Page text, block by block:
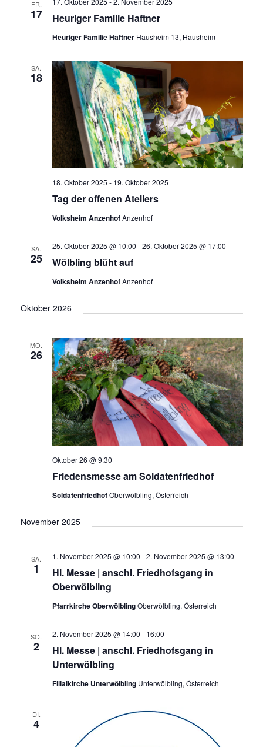
t
a
t
u
n
g
e
c
n
A
n
s
i
c
h
t
e
N
v
i
a
i
n
t
n
g
A
n
s
i
t
i
o
n
FR.
17 Heuriger Familie Haftner
Heuriger Familie Haftner Hausheim 13, Hausheim
SA.
18
Tag der offenen Ateliers
18. Oktober 2025 - 19. Oktober 2025
Volksheim AnzenhofAnzenhof
SA.
25 Wölbling blüht auf
25. Oktober 2025 @ 10:00 -26. Oktober 2025 @ 17:00
Volksheim AnzenhofAnzenhof
Oktober 2026
MO.
26
Friedensmesse am Soldatenfriedhof
Oktober 26 @ 9:30
SoldatenfriedhofOberwölbling, Österreich
November 2025
SA.
1
Hl. Messe | anschl. Friedhofsgang in
Oberwölbling
1. November 2025 @ 10:00 -2. November 2025 @ 13:00
Pfarrkirche OberwölblingOberwölbling, Österreich
SO.
2
Hl. Messe | anschl. Friedhofsgang in
Unterwölbling
2. November 2025 @ 14:00 - 16:00
Filialkirche Unterwölbling Unterwölbling, Österreich
DI.
4